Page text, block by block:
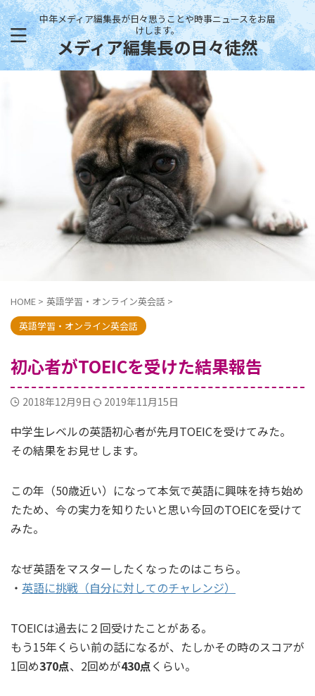
中年メディア編集長が日々思うことや時事ニュースをお届
けします。
メディア編集長の日々徒然
HOME > 英語学習・オンライン英会話 >
英語学習・オンライン英会話
初心者がTOEICを受けた結果報告
2018年12月9日 2019年11月15日
中学生レベルの英語初心者が先月TOEICを受けてみた。
その結果をお見せします。
この年（50歳近い）になって本気で英語に興味を持ち始め
たため、今の実力を知りたいと思い今回のTOEICを受けて
みた。
なぜ英語をマスターしたくなったのはこちら。
・ 英語に挑戦（自分に対してのチャレンジ）
TOEICは過去に２回受けたことがある。
もう15年くらい前の話になるが、たしかその時のスコアが
1回め370点、2回めが430点 くらい。